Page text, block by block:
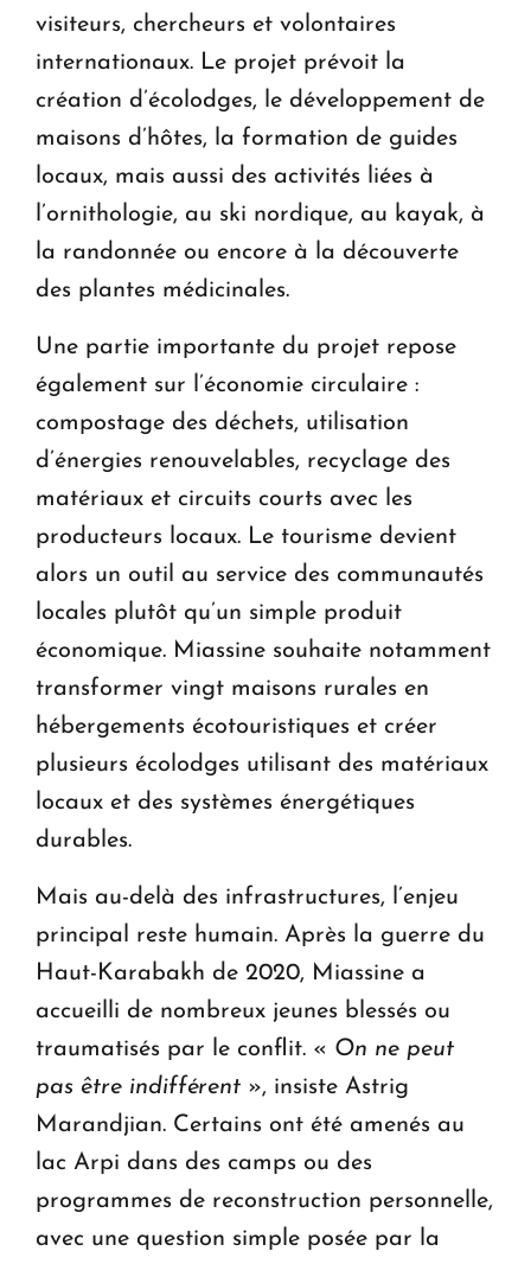
visiteurs, chercheurs et volontaires
internationaux. Le projet prévoit la
création d’écolodges, le développement de
maisons d’hôtes, la formation de guides
locaux, mais aussi des activités liées à
l’ornithologie, au ski nordique, au kayak, à
la randonnée ou encore à la découverte
des plantes médicinales.
Une partie importante du projet repose
également sur l’économie circulaire :
compostage des déchets, utilisation
d’énergies renouvelables, recyclage des
matériaux et circuits courts avec les
producteurs locaux. Le tourisme devient
alors un outil au service des communautés
locales plutôt qu’un simple produit
économique. Miassine souhaite notamment
transformer vingt maisons rurales en
hébergements écotouristiques et créer
plusieurs écolodges utilisant des matériaux
locaux et des systèmes énergétiques
durables.
Mais au-delà des infrastructures, l’enjeu
principal reste humain. Après la guerre du
Haut-Karabakh de 2020, Miassine a
accueilli de nombreux jeunes blessés ou
traumatisés par le conflit. « On ne peut
pas être indifférent », insiste Astrig
Marandjian. Certains ont été amenés au
lac Arpi dans des camps ou des
programmes de reconstruction personnelle,
avec une question simple posée par la